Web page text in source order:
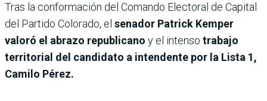
Tras la conformación del Comando Electoral de Capital
del Partido Colorado, el senador Patrick Kemper
valoró el abrazo republicano y el intenso trabajo
territorial del candidato a intendente por la Lista 1,
Camilo Pérez.